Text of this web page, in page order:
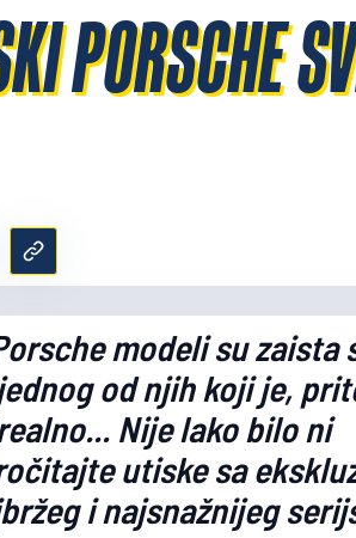
PORSCHE
modeli su zaista
od njih koji je,
Nije lako bilo ni
utiske sa
i najsnažnijeg